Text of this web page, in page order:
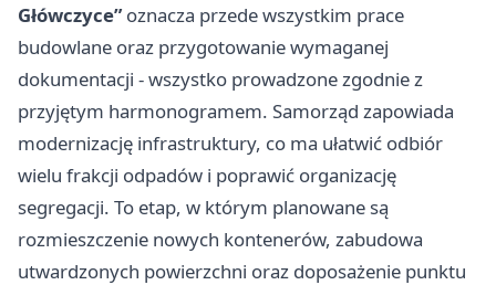
Główczyce”oznacza przede wszystkim prace
budowlane oraz przygotowanie wymaganej
dokumentacji - wszystko prowadzone zgodnie z
przyjętym harmonogramem. Samorząd zapowiada
modernizację infrastruktury, co ma ułatwić odbiór
wielu frakcji odpadów i poprawić organizację
segregacji. To etap, w którym planowane są
rozmieszczenie nowych kontenerów, zabudowa
utwardzonych powierzchni oraz doposażenie punktu